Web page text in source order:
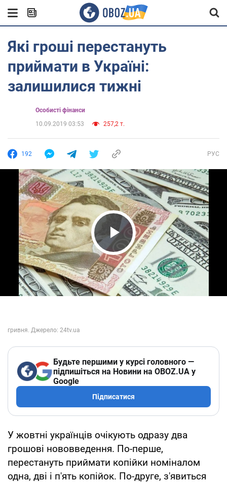
Які гроші перестануть
приймати в Україні:
залишилися тижні
Особисті фінанси
10.09.2019 03:53
257,2 т.
192 РУС
Play Video
Будьте першими у курсі головного —
підпишіться на Новини на OBOZ.UA у
Google
Підписатися
У жовтні українців очікують одразу два
грошові нововведення. По-перше,
перестануть приймати копійки номіналом
одна, дві і п'ять копійок. По-друге, з'явиться